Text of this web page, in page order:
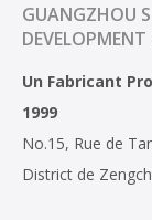
GUANGZHOU
Un Fabricant
1999
No.15, Rue de
District de